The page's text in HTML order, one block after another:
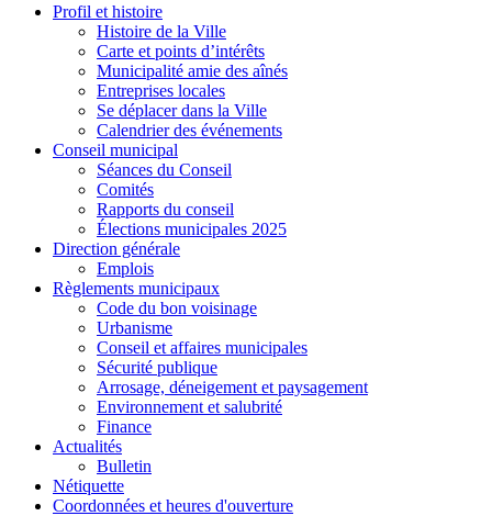
Profil et histoire
Histoire de la Ville
Carte et points d’intérêts
Municipalité amie des aînés
Entreprises locales
Se déplacer dans la Ville
Calendrier des événements
Conseil municipal
Séances du Conseil
Comités
Rapports du conseil
Élections municipales 2025
Direction générale
Emplois
Règlements municipaux
Code du bon voisinage
Urbanisme
Conseil et affaires municipales
Sécurité publique
Arrosage, déneigement et paysagement
Environnement et salubrité
Finance
Actualités
Bulletin
Nétiquette
Coordonnées et heures d'ouverture